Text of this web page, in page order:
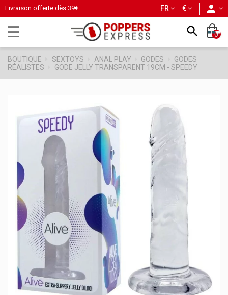
Livraison offerte dès 39€ €
FR
Basculer
la
navigation
☰  0
BOUTIQUE SEXTOYS ANAL PLAY GODES
GODES
RÉALISTES
GODE JELLY TRANSPARENT 19CM - SPEEDY